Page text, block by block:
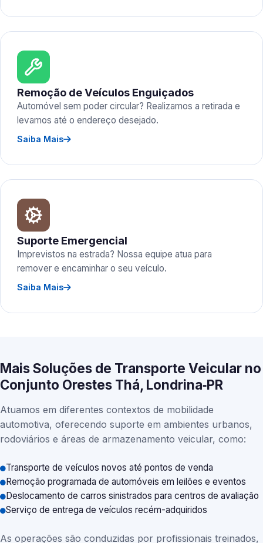
Remoção de Veículos Enguiçados
Automóvel sem poder circular? Realizamos a retirada e
levamos até o endereço desejado.
Saiba Mais
Suporte Emergencial
Imprevistos na estrada? Nossa equipe atua para
remover e encaminhar o seu veículo.
Saiba Mais
Mais Soluções de Transporte Veicular no
Conjunto Orestes Thá, Londrina‑PR
Atuamos em diferentes contextos de mobilidade
automotiva, oferecendo suporte em ambientes urbanos,
rodoviários e áreas de armazenamento veicular, como:
Transporte de veículos novos até pontos de venda
Remoção programada de automóveis em leilões e eventos
Deslocamento de carros sinistrados para centros de avaliação
Serviço de entrega de veículos recém-adquiridos
As operações são conduzidas por profissionais treinados,